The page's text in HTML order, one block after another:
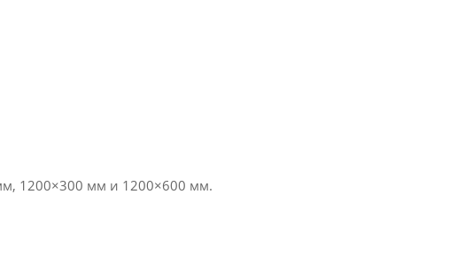
1200×300 мм и 1200×600 мм.​